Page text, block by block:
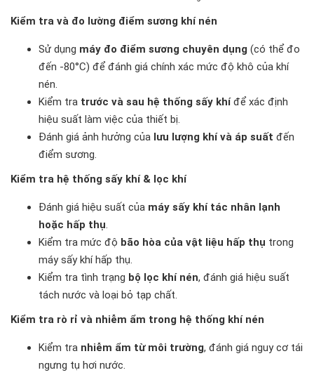
Kiểm tra và đo lường điểm sương khí nén
Sử dụng máy đo điểm sương chuyên dụng (có thể đo
đến -80°C) để đánh giá chính xác mức độ khô của khí
nén.
Kiểm tra trước và sau hệ thống sấy khíđể xác định
hiệu suất làm việc của thiết bị.
Đánh giá ảnh hưởng của lưu lượng khí và áp suất đến
điểm sương.
Kiểm tra hệ thống sấy khí & lọc khí
Đánh giá hiệu suất của máy sấy khí tác nhân lạnh
hoặc hấp thụ.
Kiểm tra mức độ bão hòa của vật liệu hấp thụ trong
máy sấy khí hấp thụ.
Kiểm tra tình trạng bộ lọc khí nén, đánh giá hiệu suất
tách nước và loại bỏ tạp chất.
Kiểm tra rò rỉ và nhiễm ẩm trong hệ thống khí nén
Kiểm tra nhiễm ẩm từ môi trường, đánh giá nguy cơ tái
ngưng tụ hơi nước.